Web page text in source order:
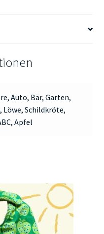
Auto, Bär, Garten,
Löwe, Schildkröte,
Apfel